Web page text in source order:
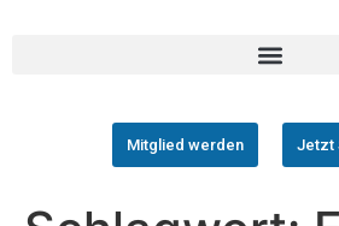
Mitglied werden Jetzt